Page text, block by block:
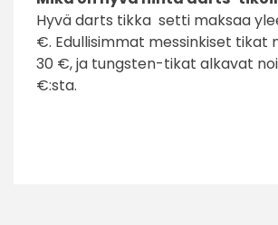
Hyvä darts tikka setti maksaa
€. Edullisimmat messinkiset tikat
30 €, ja tungsten-tikat alkavat
€:sta.